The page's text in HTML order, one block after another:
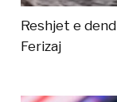
Reshjet e
Ferizaj